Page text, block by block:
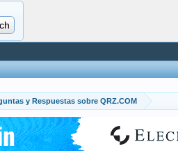
y Respuestas sobre QRZ.COM